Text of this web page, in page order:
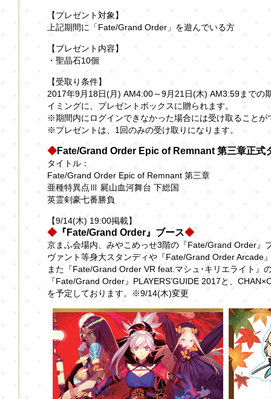
【プレゼント対象】
上記期間に「Fate/Grand Order」を遊んでいる方
【プレゼント内容】
・聖晶石10個
【受取り条件】
2017年9月18日(月) AM4:00～9月21日(木) AM3:59までの
イミングに、プレゼントボックスに贈られます。
※期間内にログインできなかった場合には受け取ることが
※プレゼントは、1回のみの受け取りになります。
◆Fate/Grand Order Epic of Remnant 第三章正式
タイトル：
Fate/Grand Order Epic of Remnant 第三章
亜種特異点Ⅲ 屍山血河舞台 下総国
英霊剣豪七番勝負
【9/14(木) 19:00掲載】
◆ 『Fate/Grand Order』ブース◆
京まふ会場内、みやこめっせ3階の『Fate/Grand Order』
ヴァント等身大スタンディや『Fate/Grand Order Arcade
また『Fate/Grand Order VR feat.マシュ･キリエライト』
『Fate/Grand Order』PLAYERS’GUIDE 2017と、
を予定しております。※9/14(木)変更